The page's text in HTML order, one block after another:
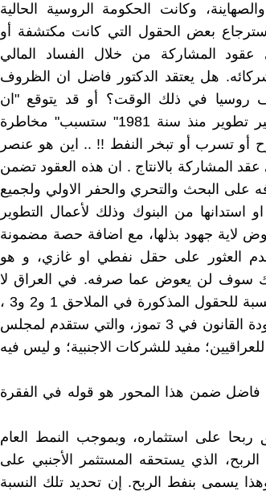
وكانت الحكومة الروسية الحالية
بعض الحقول التي كانت مكتشفة أو
المشاركة من خلال الفساد المالي
هل يعتقد الدكتور فاضل ان الظروف
روسيا في ذلك الوقت؟ أو قد يتوقع "ان
الحقول المكتشفة التي تركت من غير تطوير منذ سنة 1981" ستسبب" مخاطرة
أو تسرب أو تبخر النفط !! .. اين هو عنصر
المشاركة بالانتاج . ان هذه العقود تضمن
على البحث والتحري والحفر الاولي ولجميع
استدانها من البنوك وذلك لأعمال التطوير
لاية جهود بذلها، مع اضافة حصة مضمونة
العثور على حقل نفطي او غازي، و هو
ذاك سوف لن يعوض عما صرفه. في العراق لا
يوجد مثل هذا الاحتمال، وخصوصا بالنسبة للحقول المذكورة في الملاحق 1 و2 و3 ،
التي الغتها الحكومة العراقية في مسودة القانون في 3 تموز، والتي ستقدم لمجلس
مفيد للشركات الاجنبية؛ و ليس فيه
ضمن هذا المحور هو قوله في الفقرة
على استثماره، وبموجب النمط العام
الربح، الذي يستحقه المستثمر الأجنبي على
يسمى بنفط الربح. إن تحديد تلك النسبة